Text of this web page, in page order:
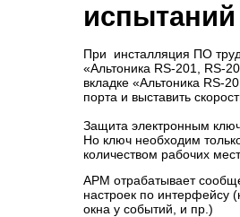
испытаний
При инсталляция ПО
«Альтоника RS-201, RS-
вкладке «Альтоника RS-
порта и выставить
Защита электронным
Но ключ необходим
количеством рабочих
АРМ отрабатывает
настроек по интерфейсу
окна у событий, и пр.)